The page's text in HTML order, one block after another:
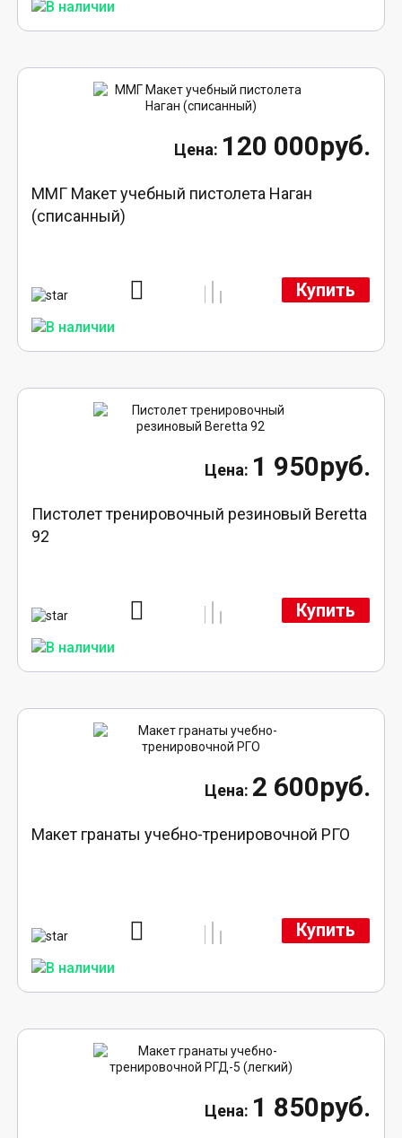
120 000руб.
ММГ Макет учебный пистолета Наган
(списанный)
Купить
1 950руб.
Пистолет тренировочный резиновый Beretta
92
Купить
2 600руб.
Макет гранаты учебно-тренировочной РГО
Купить
1 850руб.